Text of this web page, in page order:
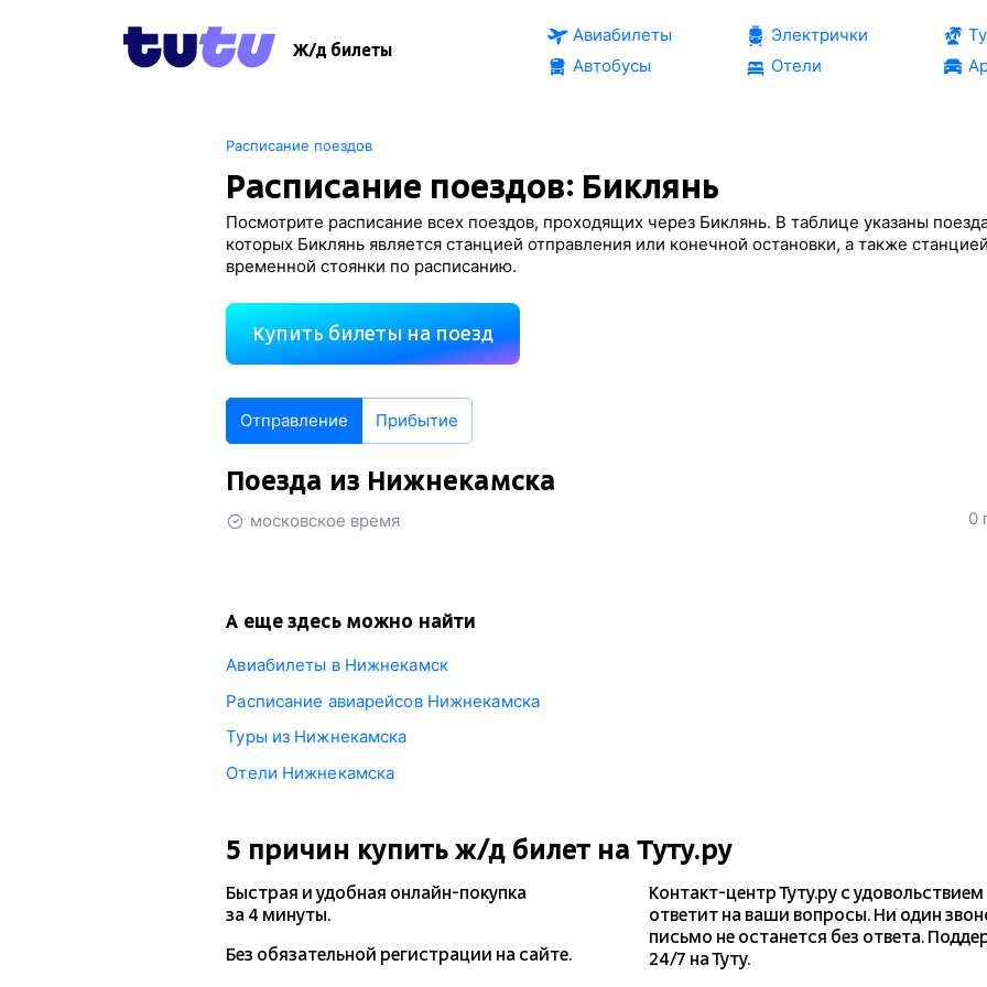
Ж/д билеты
Авиабилеты
Автобусы
Электрички
Отели
Расписание поездов
Расписание поездов: Биклянь
Посмотрите расписание всех поездов, проходящих через Биклянь. В таблице указаны
которых Биклянь является станцией отправления или конечной остановки, а также станцией
временной стоянки по расписанию.
Купить билеты на поезд
Отправление Прибытие
Поезда из Нижнекамска
московское время 0
А еще здесь можно найти
Авиабилеты в Нижнекамск
Расписание авиарейсов Нижнекамска
Туры из Нижнекамска
Отели Нижнекамска
5 причин купитьж/д билет на Туту.ру
Быстрая и удобная онлайн-покупка
за 4 минуты.
Без обязательной регистрации на сайте.
Контакт-центр Туту.ру с удовольствием
ответит на ваши вопросы. Ни один
письмо не останется без ответа.
24/7 на Туту.